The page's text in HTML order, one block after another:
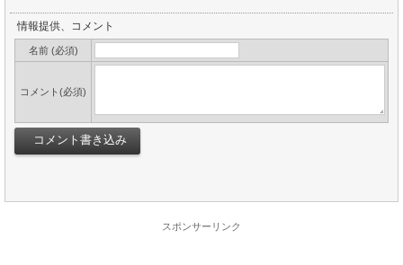
情報提供、コメント
名前 (必須)
コメント(必須)
スポンサーリンク